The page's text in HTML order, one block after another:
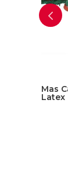
Mas
Latex